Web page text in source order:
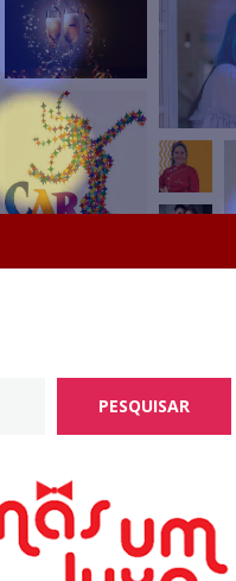
PESQUISAR